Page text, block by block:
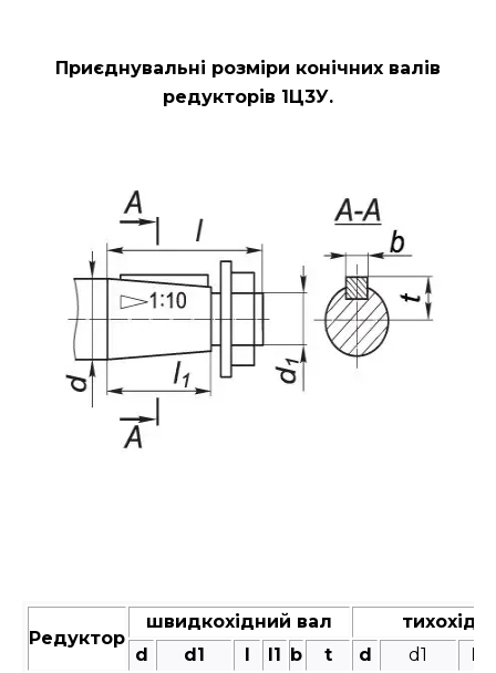
Приєднувальні розміри конічних валів
редукторів 1Ц3У.
Редуктор
швидкохідний вал
d
d1 l l1 b t d d1
l